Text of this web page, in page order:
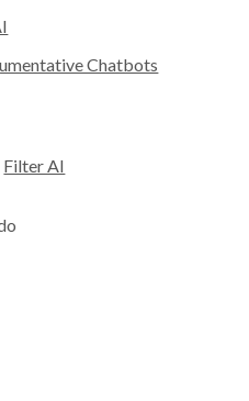
Chatbots
Filter AI